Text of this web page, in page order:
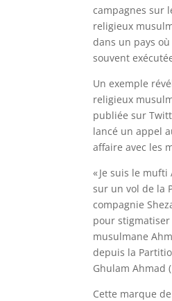
campagnes sur
religieux
dans un pays
souvent
Un exemple
religieux
publiée sur
lancé un appel
affaire avec les
« Je suis le
sur un vol de la
compagnie
pour
musulmane
depuis la
Ghulam Ahmad
Cette marque